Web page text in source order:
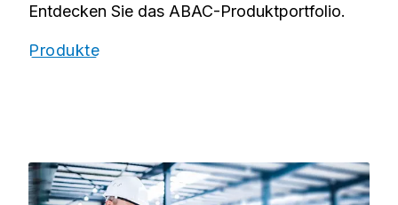
Entdecken Sie das ABAC-Produktportfolio.
Produkte